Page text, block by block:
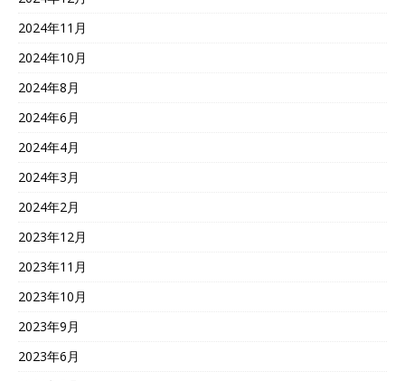
2024年11月
2024年10月
2024年8月
2024年6月
2024年4月
2024年3月
2024年2月
2023年12月
2023年11月
2023年10月
2023年9月
2023年6月